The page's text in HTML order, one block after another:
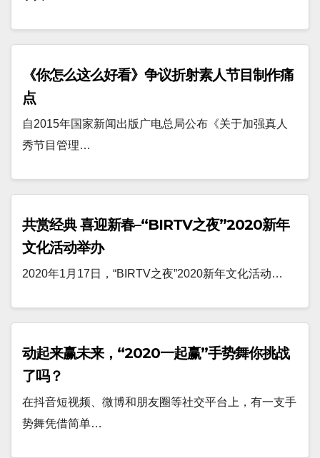
《你怎么这么好看》争议折射素人节目制作痛
点
自2015年国家新闻出版广电总局公布《关于加强真人
秀节目管理…
共赏经典 喜迎新春–“BIRTV之夜”2020新年
文化活动举办
2020年1月17日，“BIRTV之夜”2020新年文化活动…
动起来赢未来，“2020一起赢”手势舞你挑战
了吗？
在抖音短视频、微博和朋友圈等社交平台上，有一支手
势舞凭借简单…